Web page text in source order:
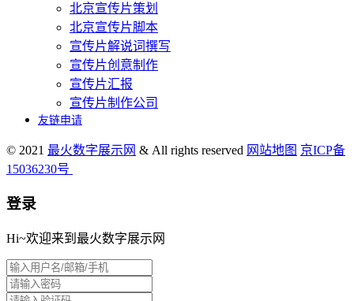
北京宣传片策划
北京宣传片脚本
宣传片解说词撰写
宣传片创意制作
宣传片汇报
宣传片制作公司
友链申请
© 2021 最火数字展示网 & All rights reserved 网站地图 京ICP备
15036230号
登录
Hi~欢迎来到最火数字展示网